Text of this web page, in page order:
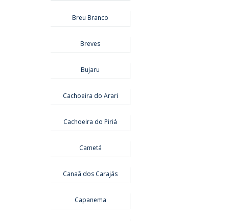
Breu Branco
Breves
Bujaru
Cachoeira do Arari
Cachoeira do Piriá
Cametá
Canaã dos Carajás
Capanema